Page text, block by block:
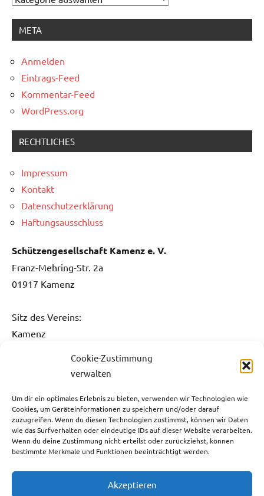
Cookie-Zustimmung
verwalten
Um dir ein optimales Erlebnis zu bieten, verwenden wir Technologien wie
Cookies, um Geräteinformationen zu speichern und/oder darauf
zuzugreifen. Wenn du diesen Technologien zustimmst, können wir Daten
wie das Surfverhalten oder eindeutige IDs auf dieser Website verarbeiten.
Wenn du deine Zustimmung nicht erteilst oder zurückziehst, können
bestimmte Merkmale und Funktionen beeinträchtigt werden.
Akzeptieren
META
Anmelden
Eintrags-Feed
Kommentar-Feed
WordPress.org
RECHTLICHES
Impressum
Kontakt
Datenschutzerklärung
Haftungsausschluss
Schützengesellschaft Kamenz e. V.
Franz-Mehring-Str. 2a
01917 Kamenz
Sitz des Vereins:
Kamenz
Fon: 0151 / 5061 1482
Fax: 03578 / 3736 731
E-Mail:info@sg-kamenz.de
Bankverbindung:
Ostsächsische Sparkasse Dresden
IBAN: DE59 8505 0300 3110 0013 05